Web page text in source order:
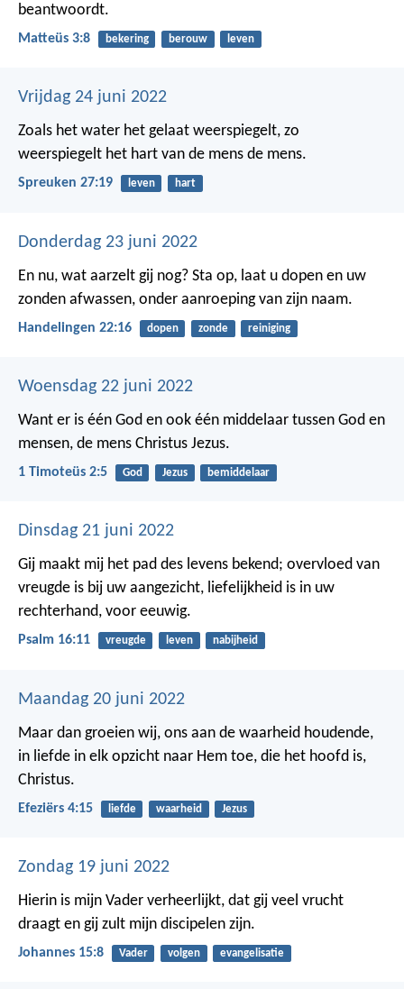
beantwoordt.
Matteüs 3:8 bekering berouw leven
Vrijdag 24 juni 2022
Zoals het water het gelaat weerspiegelt, zo
weerspiegelt het hart van de mens de mens.
Spreuken 27:19 leven hart
Donderdag 23 juni 2022
En nu, wat aarzelt gij nog? Sta op, laat u dopen en uw
zonden afwassen, onder aanroeping van zijn naam.
Handelingen 22:16 dopen zonde reiniging
Woensdag 22 juni 2022
Want er is één God en ook één middelaar tussen God en
mensen, de mens Christus Jezus.
1 Timoteüs 2:5 God Jezus bemiddelaar
Dinsdag 21 juni 2022
Gij maakt mij het pad des levens bekend; overvloed van
vreugde is bij uw aangezicht, liefelijkheid is in uw
rechterhand, voor eeuwig.
Psalm 16:11 vreugde leven nabijheid
Maandag 20 juni 2022
Maar dan groeien wij, ons aan de waarheid houdende,
in liefde in elk opzicht naar Hem toe, die het hoofd is,
Christus.
Efeziërs 4:15 liefde waarheid Jezus
Zondag 19 juni 2022
Hierin is mijn Vader verheerlijkt, dat gij veel vrucht
draagt en gij zult mijn discipelen zijn.
Johannes 15:8 Vader volgen evangelisatie